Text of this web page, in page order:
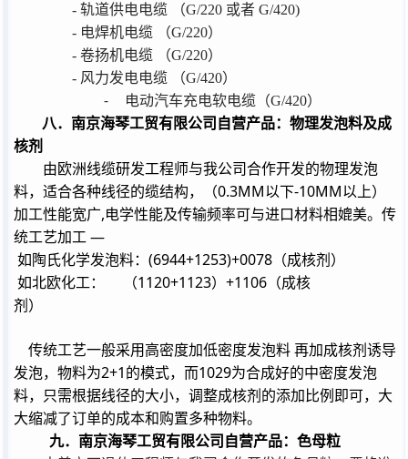
- 轨道供电电缆 （G/220 或者 G/420)
- 电焊机电缆 （G/220）
- 卷扬机电缆 （G/220）
- 风力发电电缆 （G/420）
- 电动汽车充电软电缆（G/420）
八．南京海琴工贸有限公司自营产品：物理发泡料及成
核剂
由欧洲线缆研发工程师与我公司合作开发的物理发泡
料，适合各种线径的缆结构，（0.3MM以下-10MM以上）
加工性能宽广,电学性能及传输频率可与进口材料相媲美。传
统工艺加工 —
如陶氏化学发泡料： (6944+1253)+0078 （成核剂）
如北欧化工：
（1120+1123） +1106 （成核
剂）
传统工艺一般采用高密度加低密度发泡料 再加成核剂诱导
发泡，物料为2+1 的模式，而1029为合成好的中密度发泡
料，只需根据线径的大小，调整成核剂的添加比例即可，大
大缩减了订单的成本和购置多种物料。
九．南京海琴工贸有限公司自营产品：色母粒